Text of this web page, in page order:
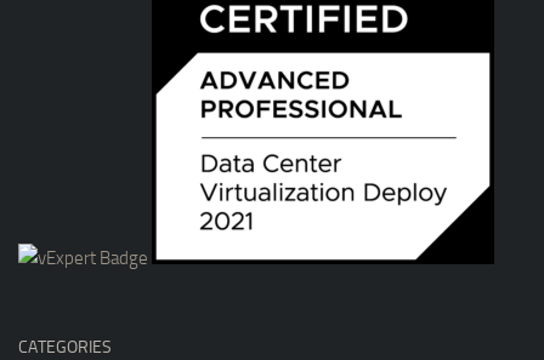
CATEGORIES